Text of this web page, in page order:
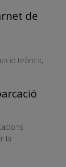
de
teòrica,
la